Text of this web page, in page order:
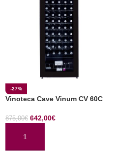
-27%
Vinoteca Cave Vinum CV 60C
875,00€ 642,00€
AÑADIR AL CARRITO